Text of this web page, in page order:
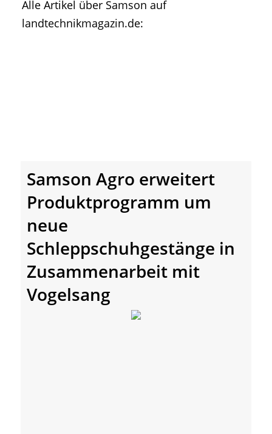
• Geschichte und Geschichten
• Messen und Veranstaltungen
Alle Artikel über Samson auf
landtechnikmagazin.de:
Samson Agro erweitert
Produktprogramm um
neue
Schleppschuhgestänge in
Zusammenarbeit mit
Vogelsang